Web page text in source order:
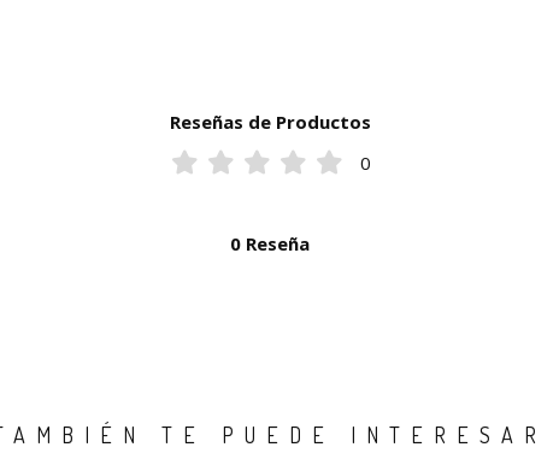
Reseñas de Productos
0
0 Reseña
TE PUEDE INTERESAR